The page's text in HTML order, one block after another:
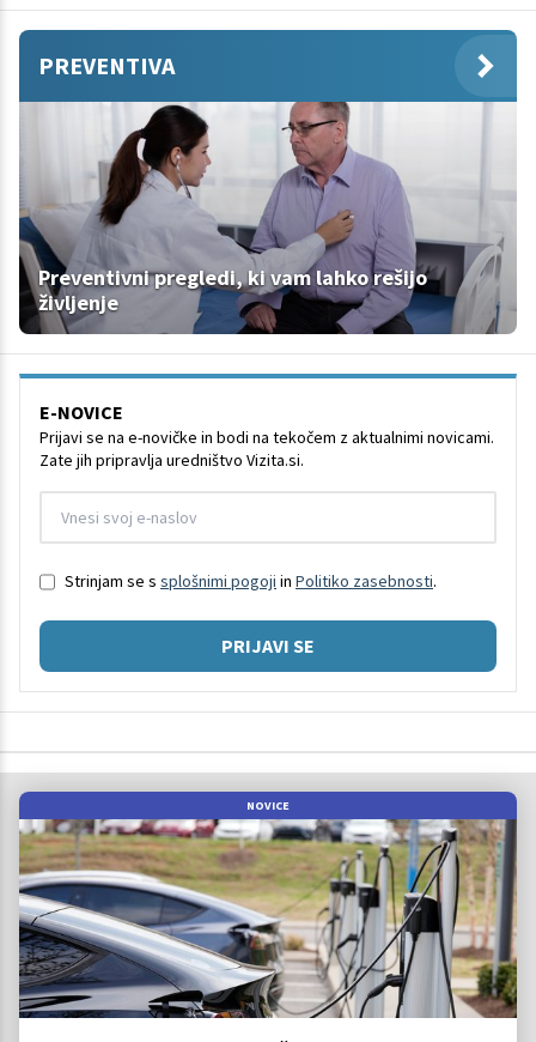
PREVENTIVA
Preventivni pregledi, ki vam lahko rešijo
življenje
E-NOVICE
Prijavi se na e-novičke in bodi na tekočem z aktualnimi novicami.
Zate jih pripravlja uredništvo Vizita.si.
Strinjam se s splošnimi pogoji in Politiko zasebnosti.
PRIJAVI SE
NOVICE